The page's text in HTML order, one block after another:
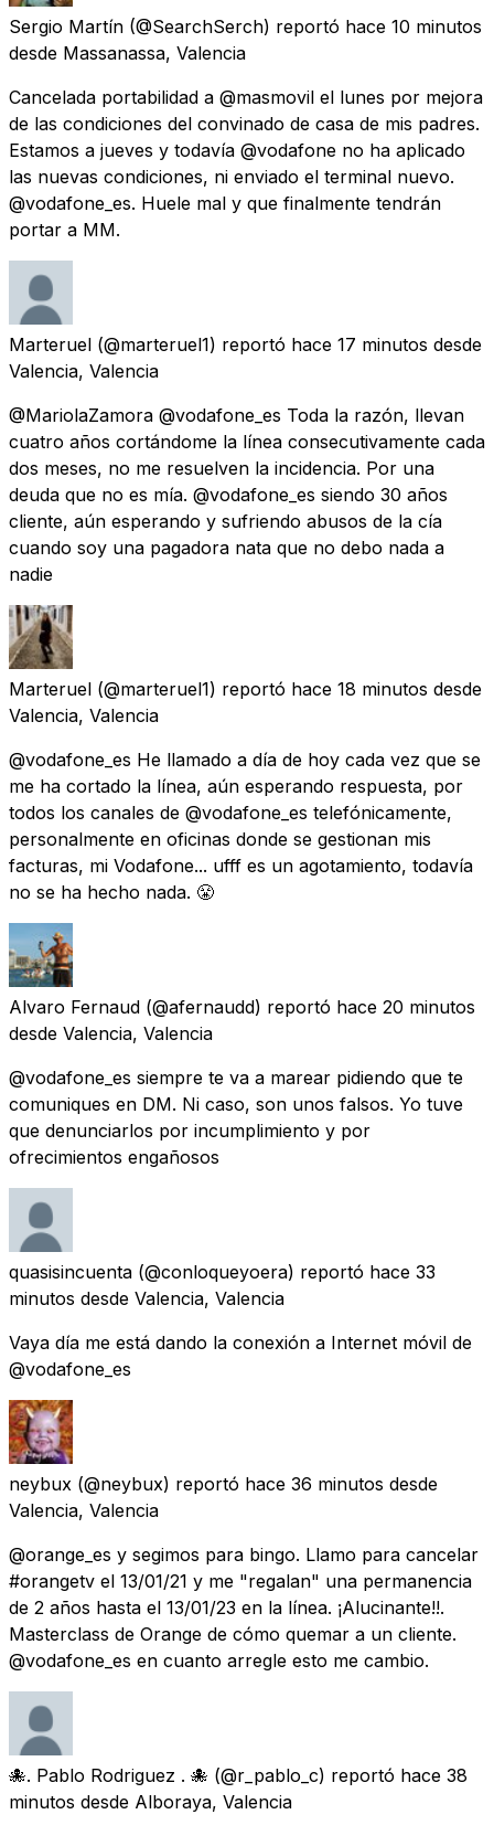
Sergio Martín (@SearchSerch) reportó hace 10 minutos
desde Massanassa, Valencia
Cancelada portabilidad a @masmovil el lunes por mejora
de las condiciones del convinado de casa de mis padres.
Estamos a jueves y todavía @vodafone no ha aplicado
las nuevas condiciones, ni enviado el terminal nuevo.
@vodafone_es. Huele mal y que finalmente tendrán
portar a MM.
Marteruel (@marteruel1) reportó hace 17 minutos desde
Valencia, Valencia
@MariolaZamora @vodafone_es Toda la razón, llevan
cuatro años cortándome la línea consecutivamente cada
dos meses, no me resuelven la incidencia. Por una
deuda que no es mía. @vodafone_es siendo 30 años
cliente, aún esperando y sufriendo abusos de la cía
cuando soy una pagadora nata que no debo nada a
nadie
Marteruel (@marteruel1) reportó hace 18 minutos desde
Valencia, Valencia
@vodafone_es He llamado a día de hoy cada vez que se
me ha cortado la línea, aún esperando respuesta, por
todos los canales de @vodafone_es telefónicamente,
personalmente en oficinas donde se gestionan mis
facturas, mi Vodafone... ufff es un agotamiento, todavía
no se ha hecho nada. 😤
Alvaro Fernaud (@afernaudd) reportó hace 20 minutos
desde Valencia, Valencia
@vodafone_es siempre te va a marear pidiendo que te
comuniques en DM. Ni caso, son unos falsos. Yo tuve
que denunciarlos por incumplimiento y por
ofrecimientos engañosos
quasisincuenta (@conloqueyoera) reportó hace 33
minutos desde Valencia, Valencia
Vaya día me está dando la conexión a Internet móvil de
@vodafone_es
neybux (@neybux) reportó hace 36 minutos desde
Valencia, Valencia
@orange_es y segimos para bingo. Llamo para cancelar
#orangetv el 13/01/21 y me "regalan" una permanencia
de 2 años hasta el 13/01/23 en la línea. ¡Alucinante!!.
Masterclass de Orange de cómo quemar a un cliente.
@vodafone_es en cuanto arregle esto me cambio.
🐙. Pablo Rodriguez . 🐙 (@r_pablo_c) reportó hace 38
minutos desde Alboraya, Valencia